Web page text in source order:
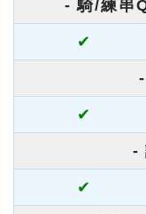
- 騎/練串
✔
✔
-
✔